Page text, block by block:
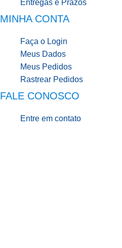
Entregas e Prazos
MINHA CONTA
Faça o Login
Meus Dados
Meus Pedidos
Rastrear Pedidos
FALE CONOSCO
Entre em contato